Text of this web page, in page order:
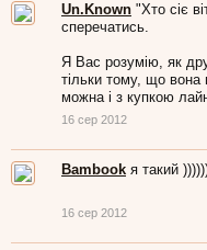
Un.Known "Хто сіє
сперечатись.
Я Вас розумію, як
тільки тому, що
можна і з купкою
16 сер 2012
Bambook я такий
16 сер 2012